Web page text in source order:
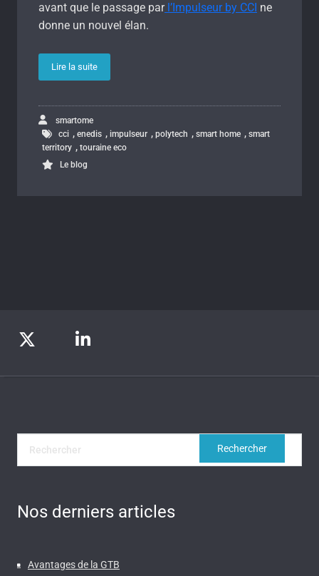
avant que le passage parl’Impulseur by CCI ne
donne un nouvel élan.
Lire la suite
smartome
cci , enedis , impulseur , polytech , smart home , smart
territory , touraine eco
Le blog
Nos derniers articles
Avantages de la GTB